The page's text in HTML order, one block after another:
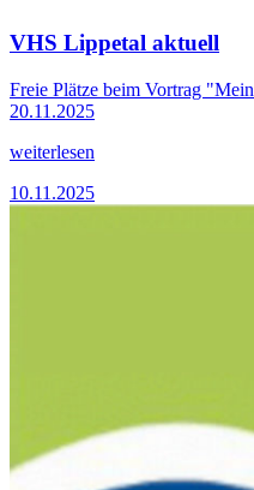
VHS Lippetal aktuell
Freie Plätze beim Vortrag
20.11.2025
weiterlesen
10.11.2025